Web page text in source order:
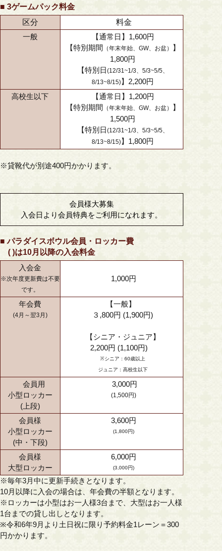
■ 3ゲームパック料金
区分
料金
一般
【通常日】1,600円
【特別期間 （年末年始、GW、お盆）
】
1,800円
【特別日(12/31~1/3、5/3~5/5、
8/13~8/15)】2,200円
高校生以下
【通常日】1,200円
【特別期間 （年末年始、GW、お盆）
】
1,500円
【特別日(12/31~1/3、5/3~5/5、
8/13~8/15)】1,800円
※貸靴代が別途400円かかります。
会員様大募集
入会日より会員特典をご利用になれます。
■ パラダイスボウル会員・ロッカー費
( )は10月以降の入会料金
入会金
※次年度更新費は不要
です。
1,000円
年会費
(4月～翌3月)
【一般】
３,800円 (1,900円)
【シニア・ジュニア】
2,200円 (1,100円)
※シニア：60歳以上
ジュニア：高校生以下
会員用
小型ロッカー
(上段)
3,000円
(1,500円)
会員様
小型ロッカー
(中・下段)
3,600円
(1,800円)
会員様
大型ロッカー
6,000円
(3,000円)
※毎年3月中に更新手続きとなります。
10月以降に入会の場合は、年会費の半額となります。
※ロッカーは小型はお一人様3台まで、大型はお一人様
1台までの貸し出しとなります。
※令和6年9月より土日祝に限り予約料金1レーン＝300
円かかります。